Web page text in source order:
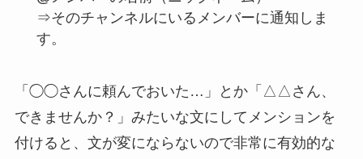
⇒そのチャンネルにいるメンバーに通知しま
す。
「◯◯さんに頼んでおいた…」とか「△△さん、
できませんか？」みたいな文にしてメンションを
付けると、文が変にならないので非常に有効的な